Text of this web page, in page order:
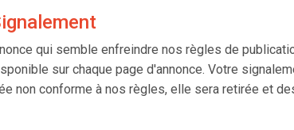
qui semble enfreindre nos règles de
sur chaque page d'annonce. Votre
non conforme à nos règles, elle sera retirée et